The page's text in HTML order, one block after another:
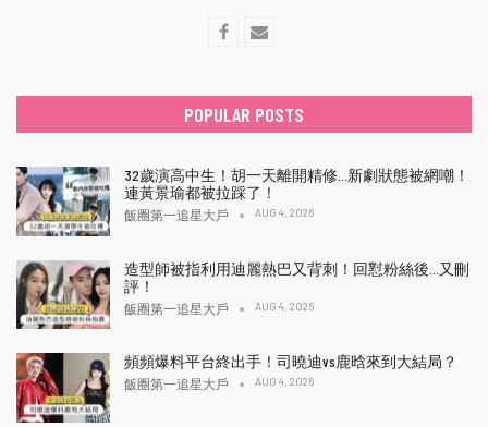
POPULAR POSTS
32歲演高中生！胡一天離開精修…新劇狀態被網嘲！
連黃景瑜都被拉踩了！
飯圈第一追星大戶 AUG 4, 2026
造型師被指利用迪麗熱巴又背刺！回懟粉絲後…又刪
評！
飯圈第一追星大戶 AUG 4, 2026
頻頻爆料平台終出手！司曉迪vs鹿晗來到大結局？
飯圈第一追星大戶 AUG 4, 2026